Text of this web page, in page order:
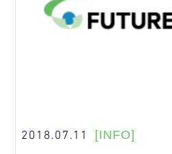
2018.07.11 [INFO]